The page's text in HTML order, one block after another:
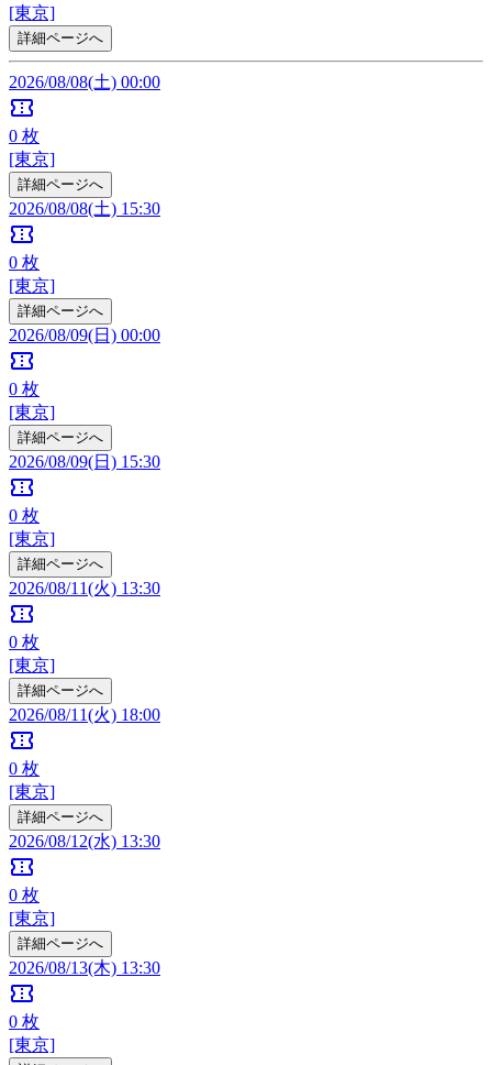
[東京]
詳細ページへ
2026/08/08(土) 00:00
confirmation_number
0 枚
[東京]
詳細ページへ
2026/08/08(土) 15:30
confirmation_number
0 枚
[東京]
詳細ページへ
2026/08/09(日) 00:00
confirmation_number
0 枚
[東京]
詳細ページへ
2026/08/09(日) 15:30
confirmation_number
0 枚
[東京]
詳細ページへ
2026/08/11(火) 13:30
confirmation_number
0 枚
[東京]
詳細ページへ
2026/08/11(火) 18:00
confirmation_number
0 枚
[東京]
詳細ページへ
2026/08/12(水) 13:30
confirmation_number
0 枚
[東京]
詳細ページへ
2026/08/13(木) 13:30
confirmation_number
0 枚
[東京]